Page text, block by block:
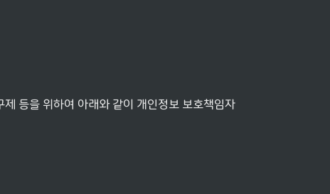
등을 위하여 아래와 같이 개인정보 보호책임자